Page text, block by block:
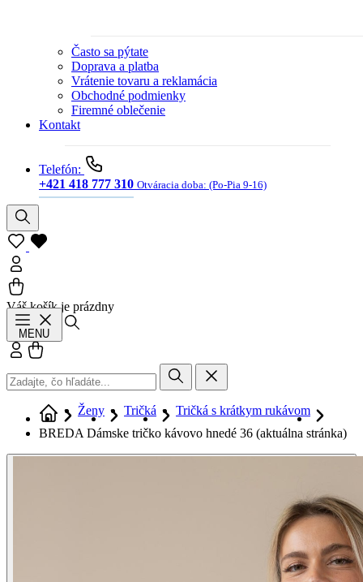
Často sa pýtate
Doprava a platba
Vrátenie tovaru a reklamácia
Obchodné podmienky
Firemné oblečenie
Kontakt
Telefón:
+421 418 777 310 Otváracia doba: (Po-Pia 9-16)
Váš košík je prázdny
MENU
Prihlásiť sa
Ženy Tričká
Tričká s krátkym rukávom
BREDA Dámske tričko kávovo hnedé 36 (aktuálna stránka)